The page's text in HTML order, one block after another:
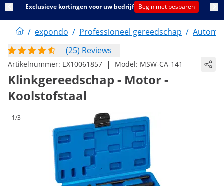
Exclusieve kortingen voor uw bedrijf Begin met besparen
/ expondo / Professioneel gereedschap /
(25) Reviews
Artikelnummer: EX10061857 | Model: MSW-CA-141
Klinkgereedschap - Motor -
Koolstofstaal
1/3